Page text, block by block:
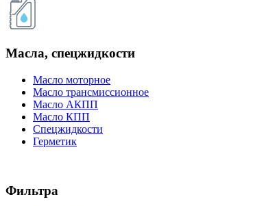
Масла, спецжидкости
Масло моторное
Масло трансмиссионное
Масло АКПП
Масло КПП
Спецжидкости
Герметик
Фильтра